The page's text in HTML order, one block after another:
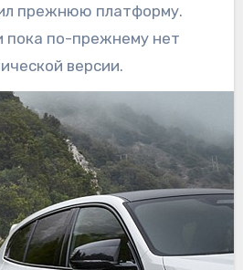
прежнюю платформу.
пока по-прежнему нет
версии.